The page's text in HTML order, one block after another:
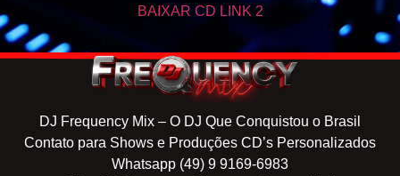
BAIXAR CD LINK 2
DJ Frequency Mix – O DJ Que Conquistou o Brasil
Contato para Shows e Produções CD’s Personalizados
Whatsapp (49) 9 9169-6983